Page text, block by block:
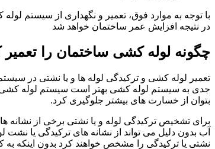
با توجه به موارد فوق، تعمیر و نگهداری از سیستم
در نتیجه افزایش عمر ساختمان خواهد شد
چگونه لوله کشی ساختمان را تعمیر
تعمیر لوله کشی و ترکیدگی لوله ها و یا نشتی در
جدی به سیستم لوله کشی بهتر است سیستم لوله
بتوان از خسارت های بیشتر جلوگیری کرد.
برای تشخیص ترکیدگی لوله و یا نشتی برخی از نشانه
آب بدون دلیل می تواند از نشانه های ترکیدگی یا
نشتی یا ترکیدگی را مشخص خواهند کرد بدون اینکه به